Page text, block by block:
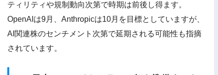
ティリティや規制動向次第で時期は前後し得ます。
OpenAIは9月、Anthropicは10月を目標としていますが、
AI関連株のセンチメント次第で延期される可能性も指摘
されています。